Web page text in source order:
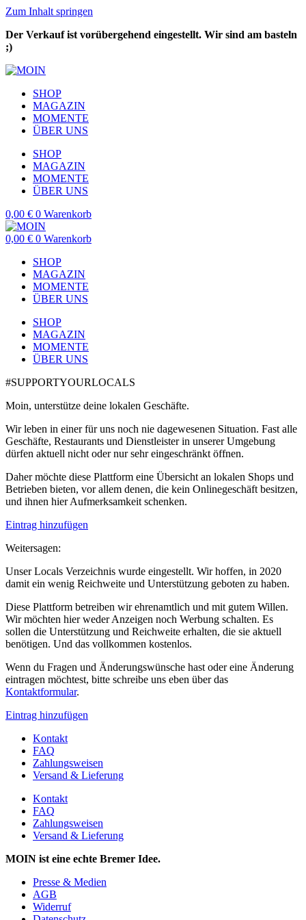
Zum Inhalt springen
Der Verkauf ist vorübergehend eingestellt. Wir sind am basteln
;)
SHOP
MAGAZIN
MOMENTE
ÜBER UNS
SHOP
MAGAZIN
MOMENTE
ÜBER UNS
0,00 € 0 Warenkorb
0,00 € 0 Warenkorb
SHOP
MAGAZIN
MOMENTE
ÜBER UNS
SHOP
MAGAZIN
MOMENTE
ÜBER UNS
#SUPPORTYOURLOCALS
Moin, unterstütze deine lokalen Geschäfte.
Wir leben in einer für uns noch nie dagewesenen Situation. Fast alle
Geschäfte, Restaurants und Dienstleister in unserer Umgebung
dürfen aktuell nicht oder nur sehr eingeschränkt öffnen.
Daher möchte diese Plattform eine Übersicht an lokalen Shops und
Betrieben bieten, vor allem denen, die kein Onlinegeschäft besitzen,
und ihnen hier Aufmerksamkeit schenken.
Eintrag hinzufügen
Weitersagen:
Unser Locals Verzeichnis wurde eingestellt. Wir hoffen, in 2020
damit ein wenig Reichweite und Unterstützung geboten zu haben.
Diese Plattform betreiben wir ehrenamtlich und mit gutem Willen.
Wir möchten hier weder Anzeigen noch Werbung schalten. Es
sollen die Unterstützung und Reichweite erhalten, die sie aktuell
benötigen. Und das vollkommen kostenlos.
Wenn du Fragen und Änderungswünsche hast oder eine Änderung
eintragen möchtest, bitte schreibe uns eben über das
Kontaktformular.
Eintrag hinzufügen
Kontakt
FAQ
Zahlungsweisen
Versand & Lieferung
Kontakt
FAQ
Zahlungsweisen
Versand & Lieferung
MOIN ist eine echte Bremer Idee.
Presse & Medien
AGB
Widerruf